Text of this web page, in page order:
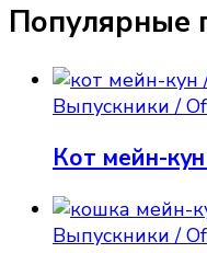
Популярные
Выпускники /
Кот мейн-
Выпускники /